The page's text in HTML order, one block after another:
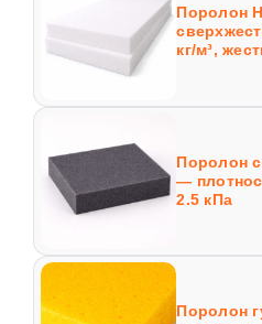
Поролон
кг/м³,
Поролон
—
2.5 кПа
Поролон